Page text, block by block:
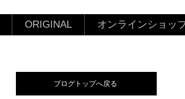
ORIGINAL オンラインショッ
ブログトップへ戻る